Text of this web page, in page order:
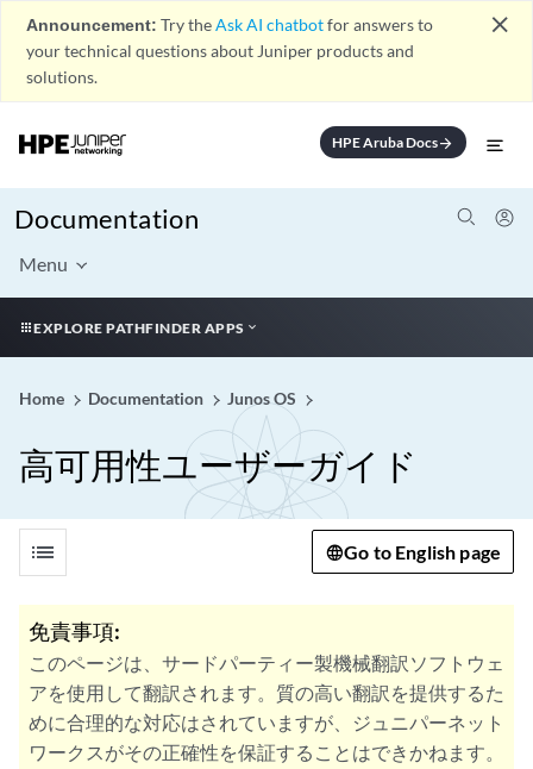
Announcement: Try theAsk AI chatbotfor answers to
your technical questions about Juniper products and
solutions.
close
HPE Aruba Docsarrow_forward
Documentation
Menu
EXPLORE PATHFINDER APPS
Home Documentation Junos OS
高可用性ユーザーガイド
list Go to English page
免責事項:
このページは、サードパーティー製機械翻訳ソフトウェ
アを使用して翻訳されます。質の高い翻訳を提供するた
めに合理的な対応はされていますが、ジュニパーネット
ワークスがその正確性を保証することはできかねます。